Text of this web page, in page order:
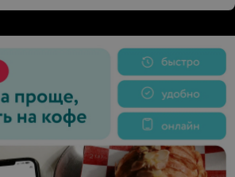
все тестеры на пробу, более